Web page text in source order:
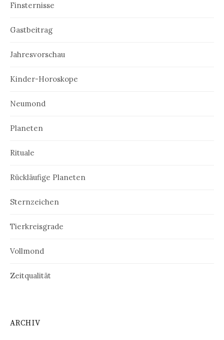
Finsternisse
Gastbeitrag
Jahresvorschau
Kinder-Horoskope
Neumond
Planeten
Rituale
Rückläufige Planeten
Sternzeichen
Tierkreisgrade
Vollmond
Zeitqualität
ARCHIV